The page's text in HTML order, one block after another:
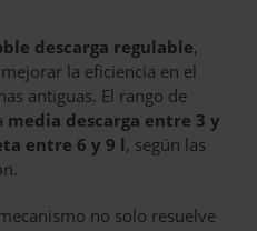
descarga regulable,
la eficiencia en el
antiguas. El rango de
media descarga entre 3 y
entre 6 y 9 l, según las
no solo resuelve